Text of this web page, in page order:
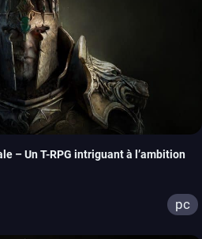
– Un T-RPG intriguant à l’ambition
pc